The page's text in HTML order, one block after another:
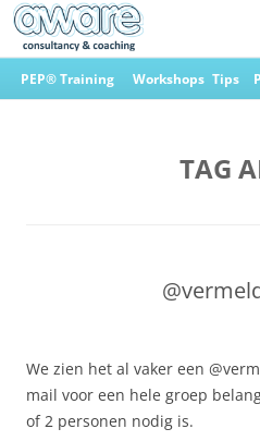
PEP® Training Workshops Tips
TAG
We zien het al vaker een
mail voor een hele groep
of 2 personen nodig is.